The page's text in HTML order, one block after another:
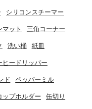
シリコンスチーマー
マット 三角コーナー
洗い桶 紙皿
ヒードリッパー
ド ペッパーミル
ップホルダー 缶切り